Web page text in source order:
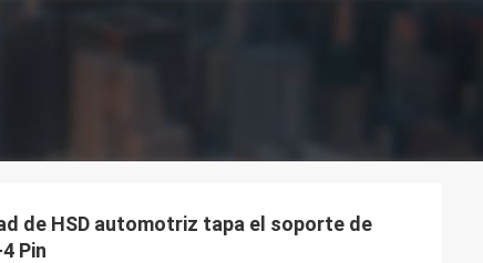
Cotización
de HSD automotriz tapa el soporte de
Pin